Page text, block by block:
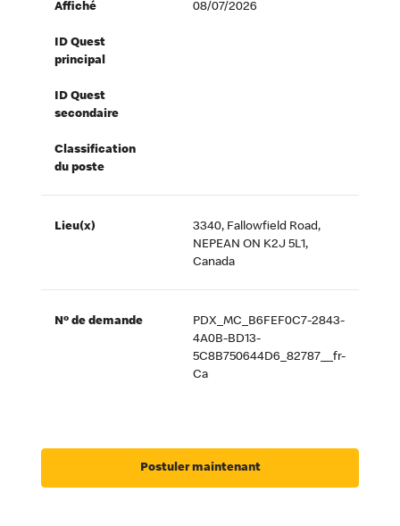
Affiché 08/07/2026
ID Quest
principal
ID Quest
secondaire
Classification
du poste
Lieu(x)
3340, Fallowfield Road,
NEPEAN ON K2J 5L1,
Canada
Nº de demande
PDX_MC_B6FEF0C7-2843-
4A0B-BD13-
5C8B750644D6_82787__fr-
Ca
Postuler maintenant